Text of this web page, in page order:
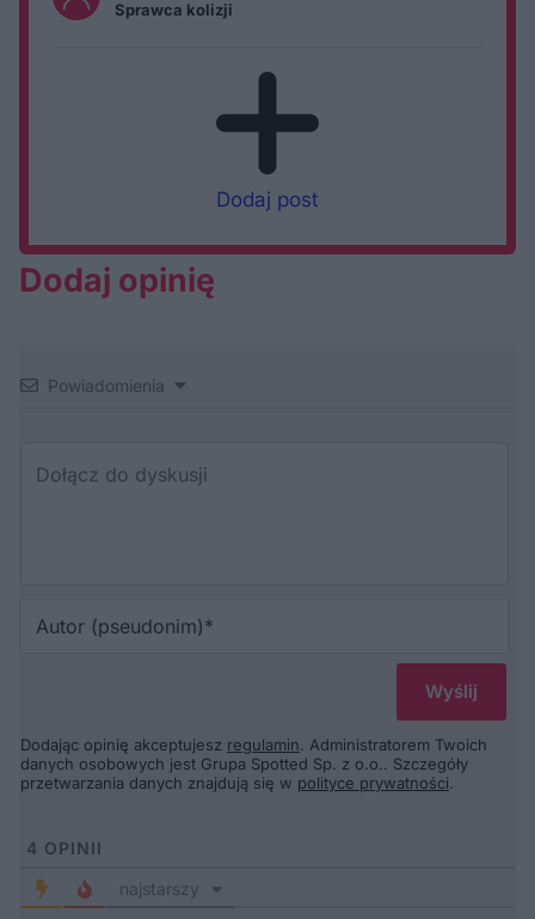
Sprawca kolizji
Dodaj post
Dodaj opinię
Powiadomienia
Dodając opinię akceptujesz regulamin. Administratorem Twoich
danych osobowych jest Grupa Spotted Sp. z o.o.. Szczegóły
przetwarzania danych znajdują się w polityce prywatności.
4 OPINII
najstarszy